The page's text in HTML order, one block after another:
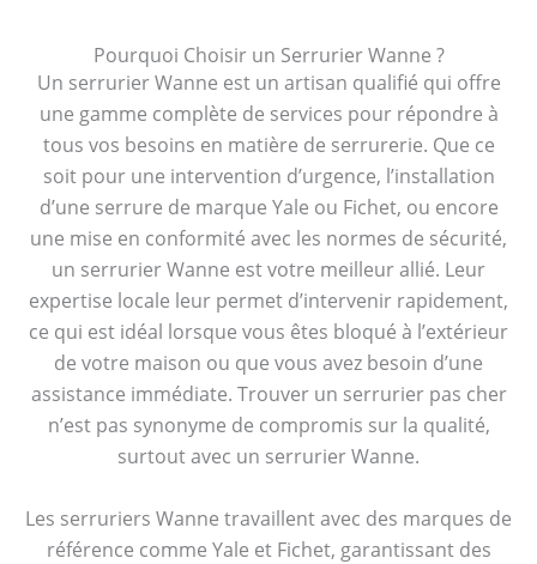
Pourquoi Choisir un Serrurier Wanne ?
Un serrurier Wanne est un artisan qualifié qui offre
une gamme complète de services pour répondre à
tous vos besoins en matière de serrurerie. Que ce
soit pour une intervention d’urgence, l’installation
d’une serrure de marque Yale ou Fichet, ou encore
une mise en conformité avec les normes de sécurité,
un serrurier Wanne est votre meilleur allié. Leur
expertise locale leur permet d’intervenir rapidement,
ce qui est idéal lorsque vous êtes bloqué à l’extérieur
de votre maison ou que vous avez besoin d’une
assistance immédiate. Trouver un serrurier pas cher
n’est pas synonyme de compromis sur la qualité,
surtout avec un serrurier Wanne.
Les serruriers Wanne travaillent avec des marques de
référence comme Yale et Fichet, garantissant des